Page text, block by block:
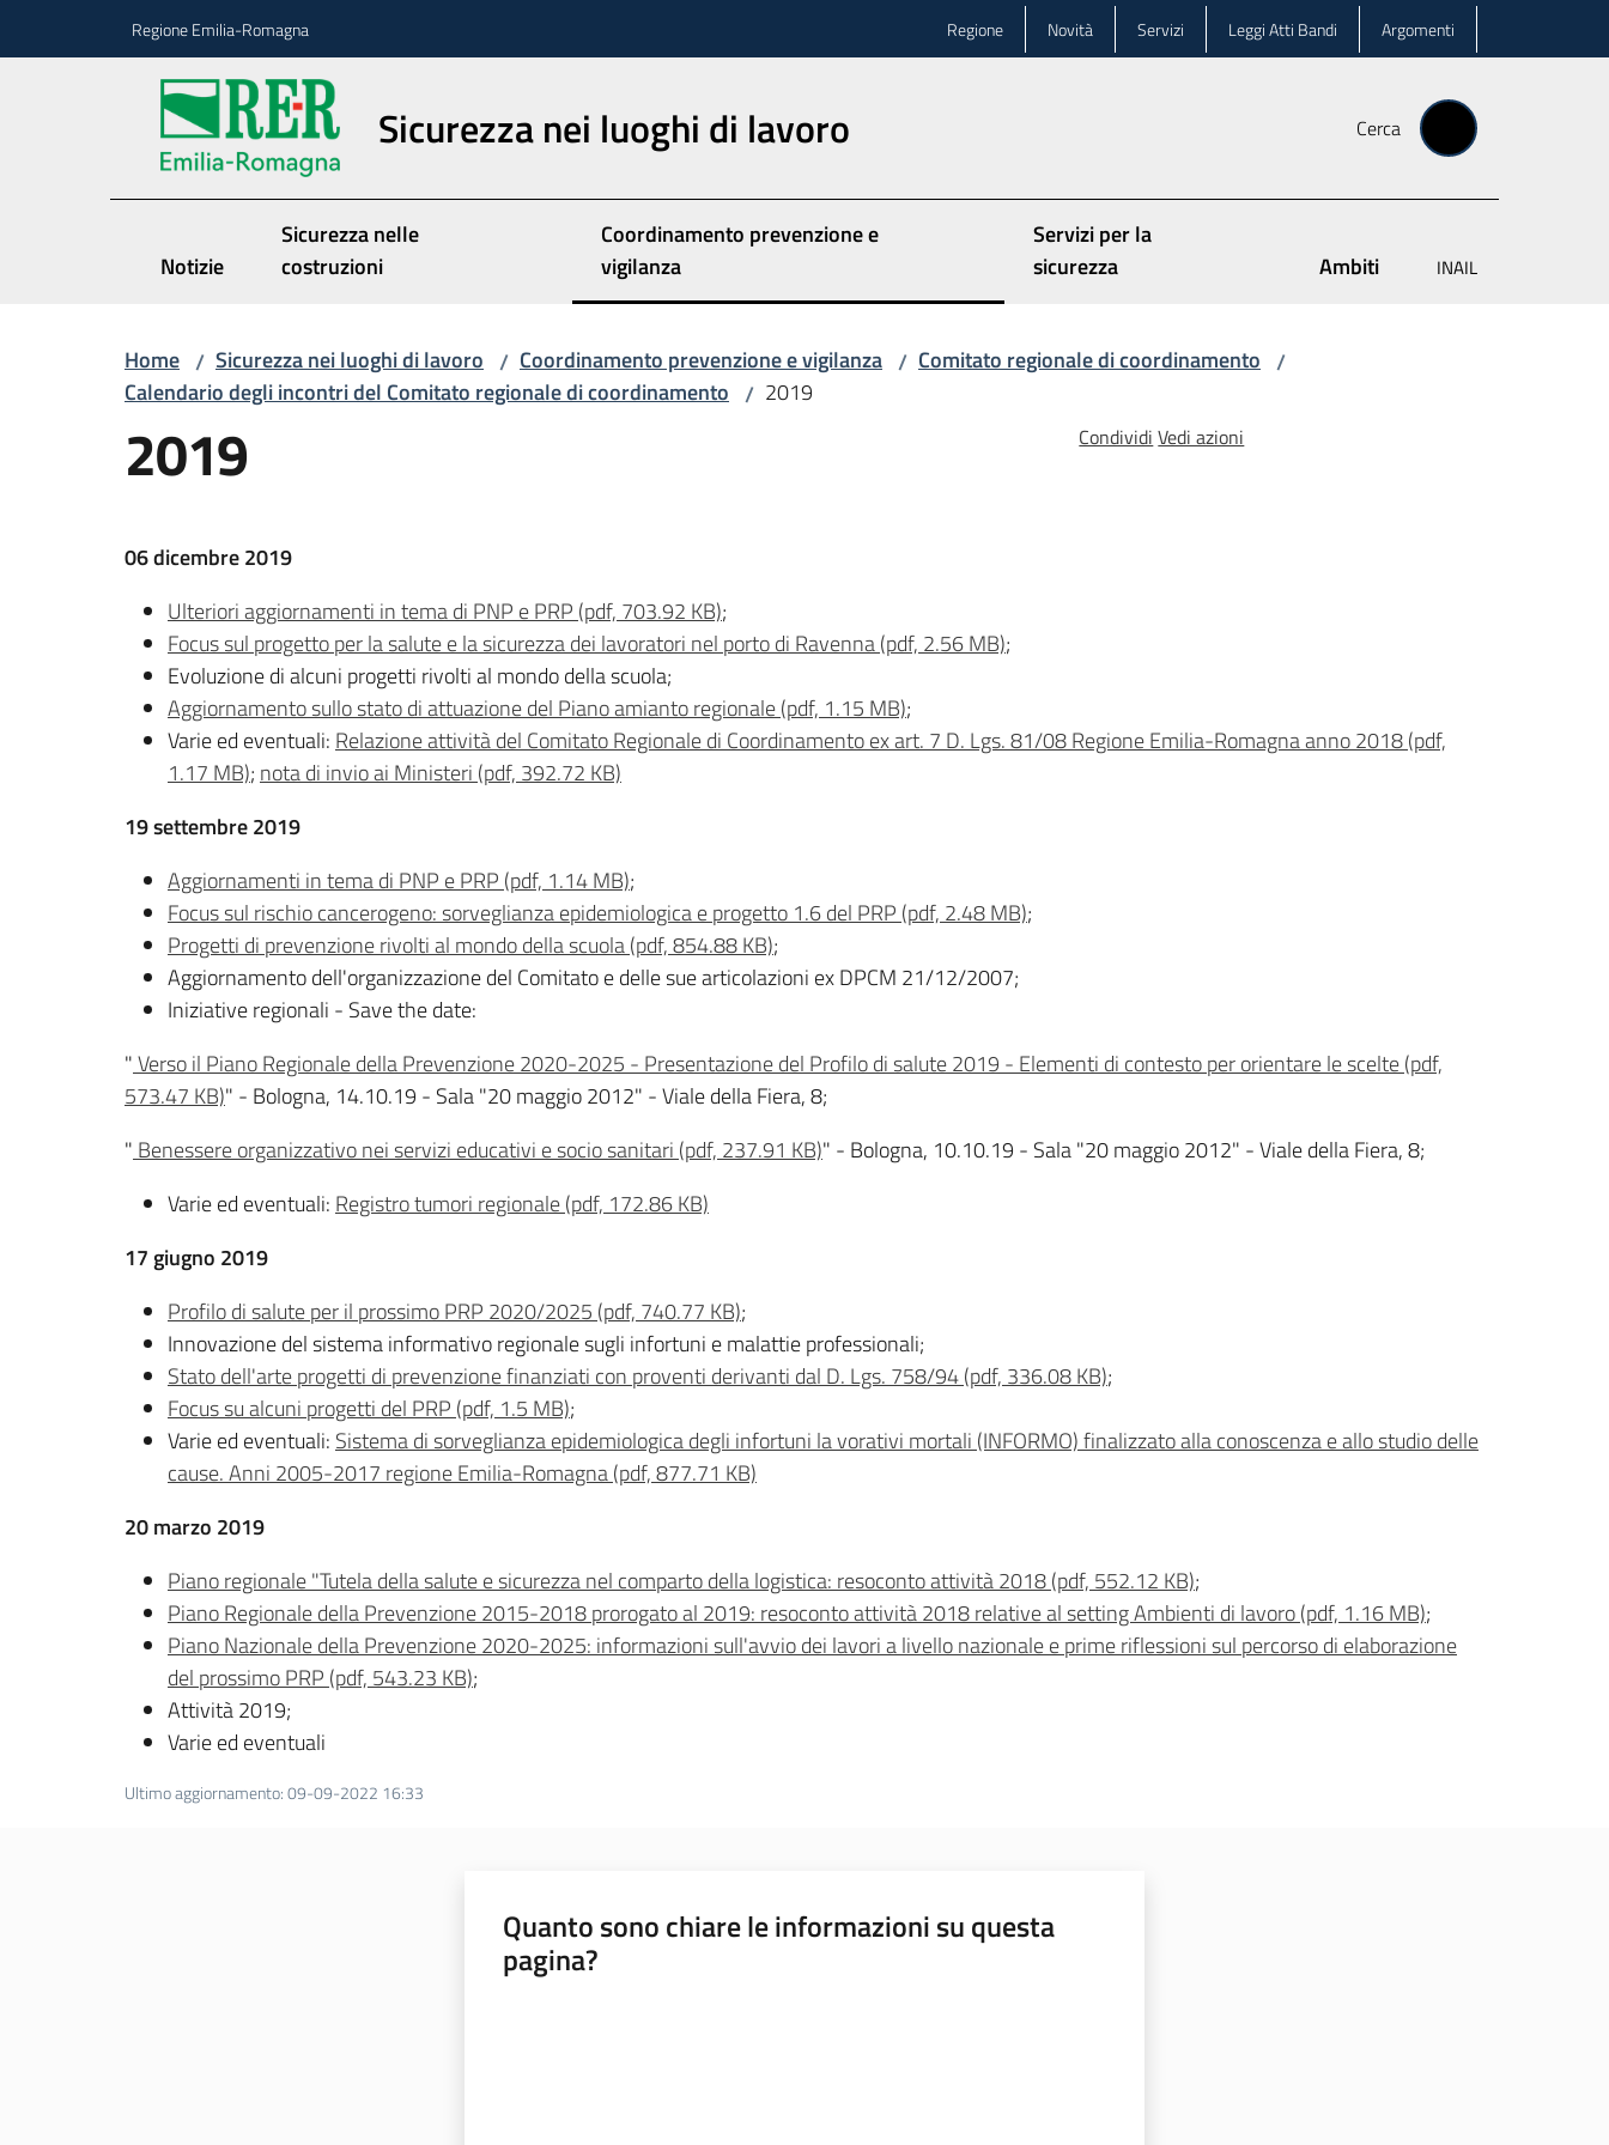
Regione Emilia-Romagna Regione Novità Servizi Leggi Atti Bandi Argomenti
Sicurezza nei luoghi di lavoro Cerca
Notizie
Sicurezza nelle
costruzioni
Coordinamento prevenzione e
vigilanza
Servizi per la
sicurezza
Ambiti INAIL
Home / Sicurezza nei luoghi di lavoro / Coordinamento prevenzione e vigilanza / Comitato regionale di coordinamento /
Calendario degli incontri del Comitato regionale di coordinamento / 2019
2019 Condividi Vedi azioni
06 dicembre 2019
Ulteriori aggiornamenti in tema di PNP e PRP (pdf, 703.92 KB);
Focus sul progetto per la salute e la sicurezza dei lavoratori nel porto di Ravenna (pdf, 2.56 MB);
Evoluzione di alcuni progetti rivolti al mondo della scuola;
Aggiornamento sullo stato di attuazione del Piano amianto regionale (pdf, 1.15 MB);
Varie ed eventuali: Relazione attività del Comitato Regionale di Coordinamento ex art. 7 D. Lgs. 81/08 Regione Emilia-Romagna anno 2018 (pdf,
1.17 MB); nota di invio ai Ministeri (pdf, 392.72 KB)
19 settembre 2019
Aggiornamenti in tema di PNP e PRP (pdf, 1.14 MB);
Focus sul rischio cancerogeno: sorveglianza epidemiologica e progetto 1.6 del PRP (pdf, 2.48 MB);
Progetti di prevenzione rivolti al mondo della scuola (pdf, 854.88 KB);
Aggiornamento dell'organizzazione del Comitato e delle sue articolazioni ex DPCM 21/12/2007;
Iniziative regionali - Save the date:
"Verso il Piano Regionale della Prevenzione 2020-2025 - Presentazione del Profilo di salute 2019 - Elementi di contesto per orientare le scelte (pdf,
573.47 KB)" - Bologna, 14.10.19 - Sala "20 maggio 2012" - Viale della Fiera, 8;
" Benessere organizzativo nei servizi educativi e socio sanitari (pdf, 237.91 KB)" - Bologna, 10.10.19 - Sala "20 maggio 2012" - Viale della Fiera, 8;
Varie ed eventuali: Registro tumori regionale (pdf, 172.86 KB)
17 giugno 2019
Profilo di salute per il prossimo PRP 2020/2025 (pdf, 740.77 KB);
Innovazione del sistema informativo regionale sugli infortuni e malattie professionali;
Stato dell'arte progetti di prevenzione finanziati con proventi derivanti dal D. Lgs. 758/94 (pdf, 336.08 KB);
Focus su alcuni progetti del PRP (pdf, 1.5 MB);
Varie ed eventuali: Sistema di sorveglianza epidemiologica degli infortuni la vorativi mortali (INFORMO) finalizzato alla conoscenza e allo studio delle
cause. Anni 2005-2017 regione Emilia-Romagna (pdf, 877.71 KB)
20 marzo 2019
Piano regionale "Tutela della salute e sicurezza nel comparto della logistica: resoconto attività 2018 (pdf, 552.12 KB);
Piano Regionale della Prevenzione 2015-2018 prorogato al 2019: resoconto attività 2018 relative al setting Ambienti di lavoro (pdf, 1.16 MB);
Piano Nazionale della Prevenzione 2020-2025: informazioni sull'avvio dei lavori a livello nazionale e prime riflessioni sul percorso di elaborazione
del prossimo PRP (pdf, 543.23 KB);
Attività 2019;
Varie ed eventuali
Ultimo aggiornamento:09-09-2022 16:33
Quanto sono chiare le informazioni su questa
pagina?